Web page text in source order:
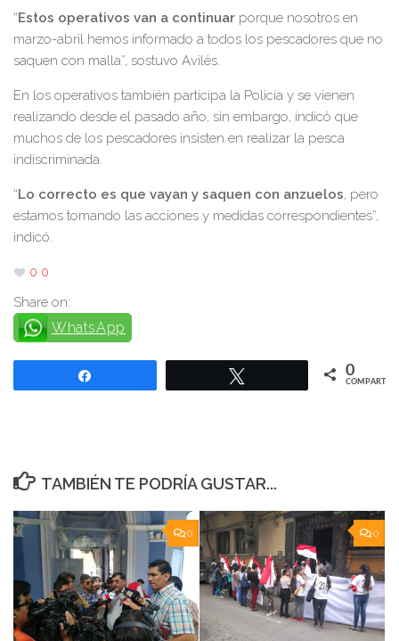
“Estos operativos van a continuar porque nosotros en
marzo-abril hemos informado a todos los pescadores que no
saquen con malla”, sostuvo Avilés.
En los operativos también participa la Policía y se vienen
realizando desde el pasado año, sin embargo, indicó que
muchos de los pescadores insisten en realizar la pesca
indiscriminada.
“Lo correcto es que vayan y saquen con anzuelos, pero
estamos tomando las acciones y medidas correspondientes”,
indicó.
0 0
Share on:
WhatsApp
0
COMPARTIR
TAMBIÉN TE PODRÍA GUSTAR...
0 0